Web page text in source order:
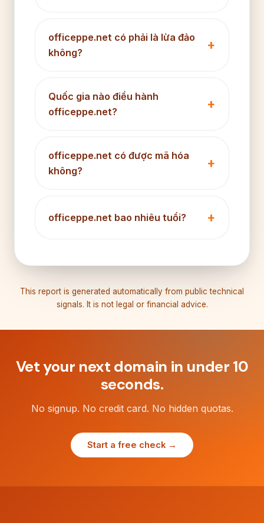
officeppe.net có phải là lừa đảo
không?
Quốc gia nào điều hành
officeppe.net?
officeppe.net có được mã hóa
không?
officeppe.net bao nhiêu tuổi?
This report is generated automatically from public technical
signals. It is not legal or financial advice.
Vet your next domain in under 10
seconds.
No signup. No credit card. No hidden quotas.
Start a free check →